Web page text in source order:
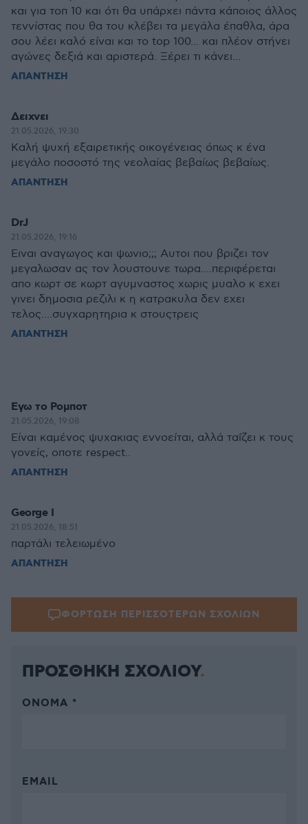
και για τοπ 10 και ότι θα υπάρχει πάντα κάποιος άλλος
τεννίστας που θα του κλέβει τα μεγάλα έπαθλα, άρα
σου λέει καλό είναι και το top 100... και πλέον στήνει
αγώνες δεξιά και αριστερά. Ξέρει τι κάνει...
ΑΠΑΝΤΗΣΗ
Δειχνει
21.05.2026, 19:30
Καλή ψυχή εξαιρετικής οικογένειας όπως κ ένα
μεγάλο ποσοστό της νεολαίας βεβαίως βεβαίως.
ΑΠΑΝΤΗΣΗ
DrJ
21.05.2026, 19:16
Ειναι αναγωγος και ψωνιο;;; Αυτοι που βριζει τον
μεγαλωσαν ας τον λουστουνε τωρα....περιφέρεται
απο κωρτ σε κωρτ αγυμναστος χωρις μυαλο κ εχει
γινει δημοσια ρεζιλι κ η κατρακυλα δεν εχει
τελος....συγχαρητηρια κ στουςτρεις
ΑΠΑΝΤΗΣΗ
Εγω το Ρομποτ
21.05.2026, 19:08
Είναι καμένος ψυχακιας εννοείται, αλλά ταΐζει κ τους
γονείς, οποτε respect..
ΑΠΑΝΤΗΣΗ
George I
21.05.2026, 18:51
παρτάλι τελειωμένο
ΑΠΑΝΤΗΣΗ
ΦΟΡΤΩΣΗ ΠΕΡΙΣΣΟΤΕΡΩΝ ΣΧΟΛΙΩΝ
ΠΡΟΣΘΗΚΗ ΣΧΟΛΙΟΥ
ΌΝΟΜΑ *
EMAIL